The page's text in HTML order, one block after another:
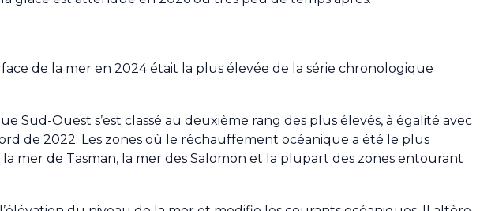
de la mer en 2024 était la plus élevée de la série chronologique
Sud-Ouest s’est classé au deuxième rang des plus élevés, à égalité avec
de 2022. Les zones où le réchauffement océanique a été le plus
mer de Tasman, la mer des Salomon et la plupart des zones entourant